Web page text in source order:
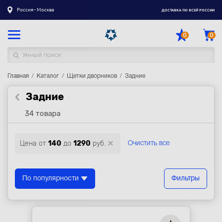
Россия - Москва ДОСТАВКА ПО ВСЕЙ РОССИИ
0 0
Каталог товаров
Регистрация|Вход
Доставка
Контакты
Акции
Главная Каталог Щетки дворников Задние
Задние
34 товара
Цена от 140 до 1290 руб. Очистить все
По популярности Фильтры